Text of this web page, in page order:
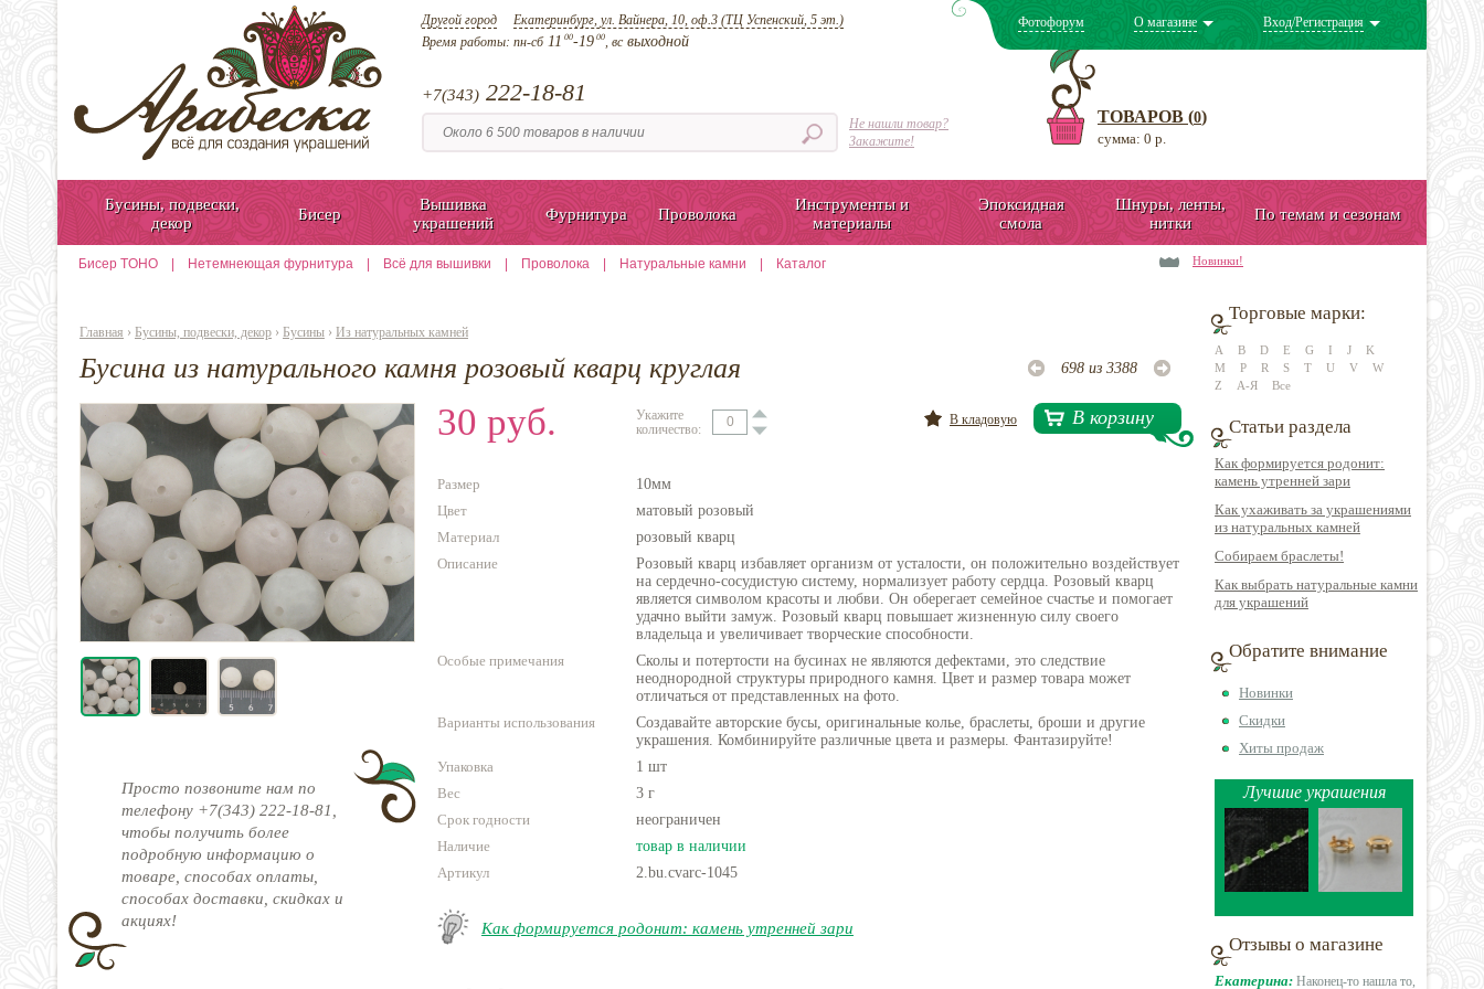
Другой город Екатеринбург, ул. Вайнера, 10, оф.3 (ТЦ Успенский, 5 эт.)
Время работы: пн-сб11 00-19 00, всвыходной
+7(343) 222-18-81
Не нашли товар?
Закажите!
Фотофорум О магазине Вход/Регистрация
ТОВАРОВ (0)
сумма: 0 р.
Бусины, подвески,
декор
Бисер
Вышивка
украшений
Фурнитура Проволока
Инструменты и
материалы
Эпоксидная
смола
Шнуры, ленты,
нитки
По темам и сезонам
Бисер TOHO Нетемнеющая фурнитура Всё для вышивки Проволока Натуральные камни Каталог Новинки!
Главная › Бусины, подвески, декор › Бусины › Из натуральных камней
Бусина из натурального камня розовый кварц круглая 698 из 3388
Просто позвоните нам по
телефону +7(343) 222-18-81,
чтобы получить более
подробную информацию о
товаре, способах оплаты,
способах доставки, скидках и
акциях!
30 руб.
Укажите
количество:
В корзину
В кладовую
Размер
10мм
Цвет
матовый розовый
Материал
розовый кварц
Описание
Розовый кварц избавляет организм от усталости, он положительно воздействует
на сердечно-сосудистую систему, нормализует работу сердца. Розовый кварц
является символом красоты и любви. Он оберегает семейное счастье и помогает
удачно выйти замуж. Розовый кварц повышает жизненную силу своего
владельца и увеличивает творческие способности.
Особые примечания
Сколы и потертости на бусинах не являются дефектами, это следствие
неоднородной структуры природного камня. Цвет и размер товара может
отличаться от представленных на фото.
Варианты использования
Создавайте авторские бусы, оригинальные колье, браслеты, броши и другие
украшения. Комбинируйте различные цвета и размеры. Фантазируйте!
Упаковка
1 шт
Вес
3 г
Срок годности
неограничен
Наличие
товар в наличии
Артикул
2.bu.cvarc-1045
Как формируется родонит: камень утренней зари
Торговые марки:
A B D E G I J
K
M
P R S T U V
W
Z
А-Я Все
Статьи раздела
Как формируется родонит:
камень утренней зари
Как ухаживать за украшениями
из натуральных камней
Собираем браслеты!
Как выбрать натуральные камни
для украшений
Обратите внимание
Новинки
Скидки
Хиты продаж
Лучшие украшения
Отзывы о магазине
Екатерина: Наконец-то нашла то,